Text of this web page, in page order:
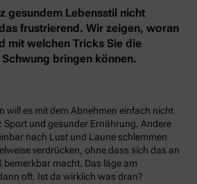
gesundem Lebensstil nicht
frustrierend. Wir zeigen, woran
mit welchen Tricks Sie die
bringen können.
will es mit dem Abnehmen einfach nicht
Sport und gesunder Ernährung. Andere
nach Lust und Laune schlemmen
verdrücken, ohne dass sich das an
macht. Das läge am
oft. Ist da wirklich was dran?